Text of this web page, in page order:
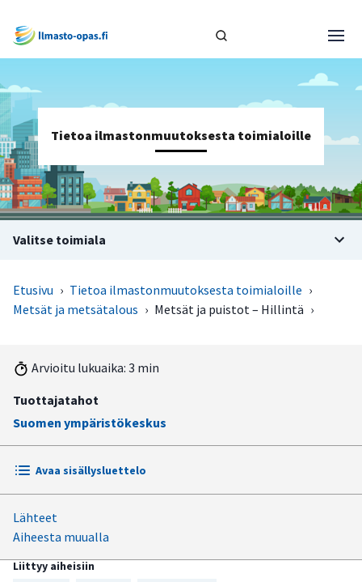
Tietoa ilmastonmuutoksesta toimialoille
Valitse toimiala
Etusivu › Tietoa ilmastonmuutoksesta toimialoille ›
Metsät ja metsätalous › Metsät ja puistot – Hillintä ›
Arvioitu lukuaika: 3 min
Tuottajatahot
Suomen ympäristökeskus
Avaa sisällysluettelo
Metsät sitovat hiiltä puustoon ja maaperään
Lähteet
Aiheesta muualla
Liittyy aiheisiin